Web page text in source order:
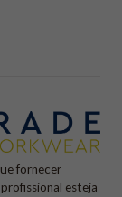
fornecer
esteja